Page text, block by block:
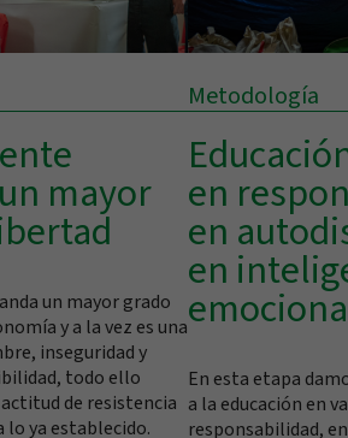
mayor
un mayor grado
y a la vez es una
inseguridad y
todo ello
de resistencia
ya establecido.
Metodología
en
en
en
En esta etapa
a la educación en
responsabilidad,